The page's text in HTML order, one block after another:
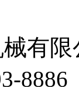
有限
8886